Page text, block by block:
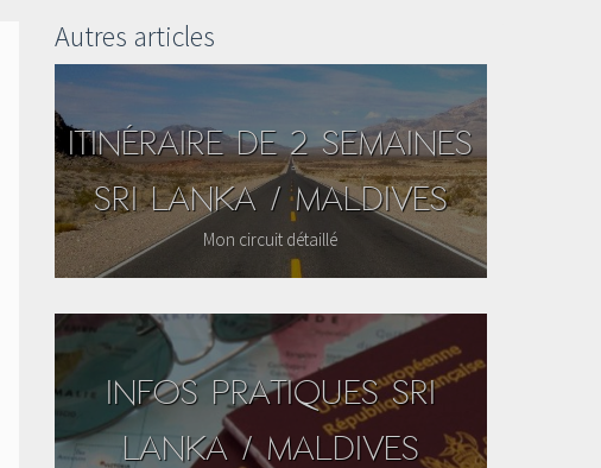
Autres articles
ITINÉRAIRE DE 2 SEMAINES
SRI LANKA / MALDIVES
Mon circuit détaillé
INFOS PRATIQUES SRI
LANKA / MALDIVES